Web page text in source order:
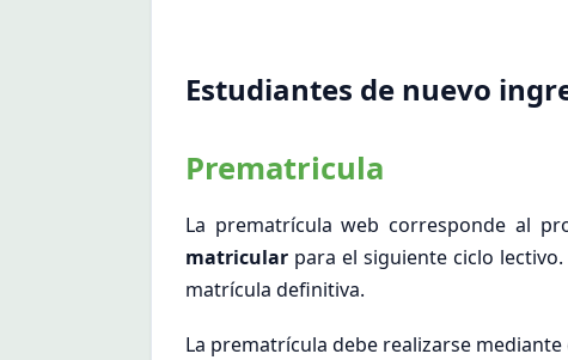
Estudiantes de nuevo
Prematricula
La prematrícula web corresponde al
matricular para el siguiente ciclo
matrícula definitiva.
La prematrícula debe realizarse